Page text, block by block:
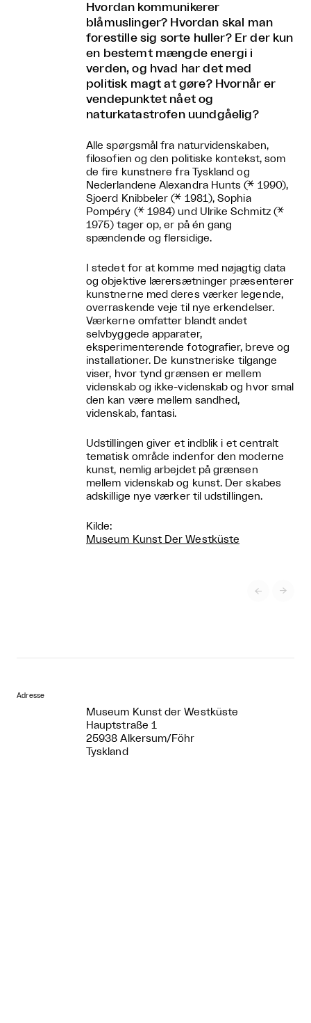
Hvordan kommunikerer
blåmuslinger? Hvordan skal man
forestille sig sorte huller? Er der kun
en bestemt mængde energi i
verden, og hvad har det med
politisk magt at gøre? Hvornår er
vendepunktet nået og
naturkatastrofen uundgåelig?
Alle spørgsmål fra naturvidenskaben,
filosofien og den politiske kontekst, som
de fire kunstnere fra Tyskland og
Nederlandene Alexandra Hunts (* 1990),
Sjoerd Knibbeler (* 1981), Sophia
Pompéry (* 1984) und Ulrike Schmitz (*
1975) tager op, er på én gang
spændende og flersidige.
I stedet for at komme med nøjagtig data
og objektive lærersætninger præsenterer
kunstnerne med deres værker legende,
overraskende veje til nye erkendelser.
Værkerne omfatter blandt andet
selvbyggede apparater,
eksperimenterende fotografier, breve og
installationer. De kunstneriske tilgange
viser, hvor tynd grænsen er mellem
videnskab og ikke-videnskab og hvor smal
den kan være mellem sandhed,
videnskab, fantasi.
Udstillingen giver et indblik i et centralt
tematisk område indenfor den moderne
kunst, nemlig arbejdet på grænsen
mellem videnskab og kunst. Der skabes
adskillige nye værker til udstillingen.
Kilde:
Museum Kunst Der Westküste
 
Adresse
Museum Kunst der Westküste
Hauptstraße 1
25938 Alkersum/Föhr
Tyskland